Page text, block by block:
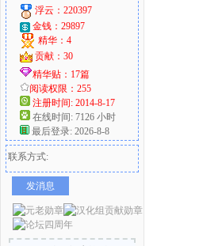
浮云：220397
金钱：29897
精华：4
贡献：30
精华贴：17篇
阅读权限：255
注册时间: 2014-8-17
在线时间: 7126 小时
最后登录: 2026-8-8
联系方式:
发消息